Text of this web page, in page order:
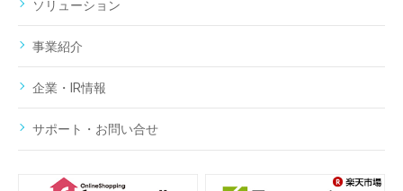
ソリューション
事業紹介
企業・IR情報
サポート・お問い合せ